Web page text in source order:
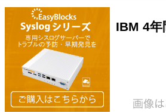
IBM 4